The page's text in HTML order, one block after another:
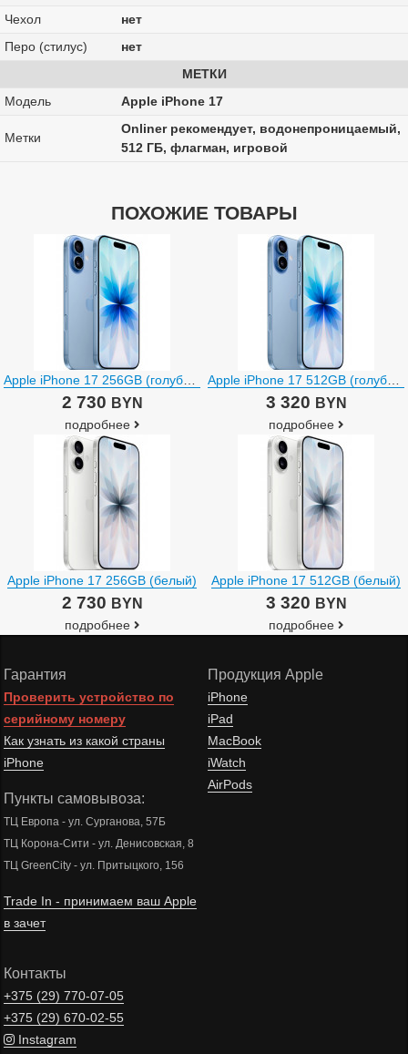
Чехол
нет
Перо (стилус)
нет
МЕТКИ
Модель
Apple iPhone 17
Метки
Onliner рекомендует, водонепроницаемый,
512 ГБ, флагман, игровой
ПОХОЖИЕ ТОВАРЫ
2 730 BYN
подробнее
3 320 BYN
подробнее
Apple iPhone 17 256GB (белый)
2 730 BYN
подробнее
Apple iPhone 17 512GB (белый)
3 320 BYN
подробнее
Гарантия
Проверить устройство по
серийному номеру
Как узнать из какой страны
iPhone
Пункты самовывоза:
ТЦ Европа - ул. Сурганова, 57Б
ТЦ Корона-Сити - ул. Денисовская, 8
ТЦ GreenCity - ул. Притыцкого, 156
Trade In - принимаем ваш Apple
в зачет
Продукция Apple
iPhone
iPad
MacBook
iWatch
AirPods
Контакты
+375 (29)770-07-05
+375 (29)670-02-55
Instagram